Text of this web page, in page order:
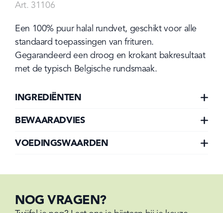
Art. 31106
Een 100% puur halal rundvet, geschikt voor alle
standaard toepassingen van frituren.
Gegarandeerd een droog en krokant bakresultaat
met de typisch Belgische rundsmaak.
INGREDIËNTEN
BEWAARADVIES
VOEDINGSWAARDEN
NOG VRAGEN?